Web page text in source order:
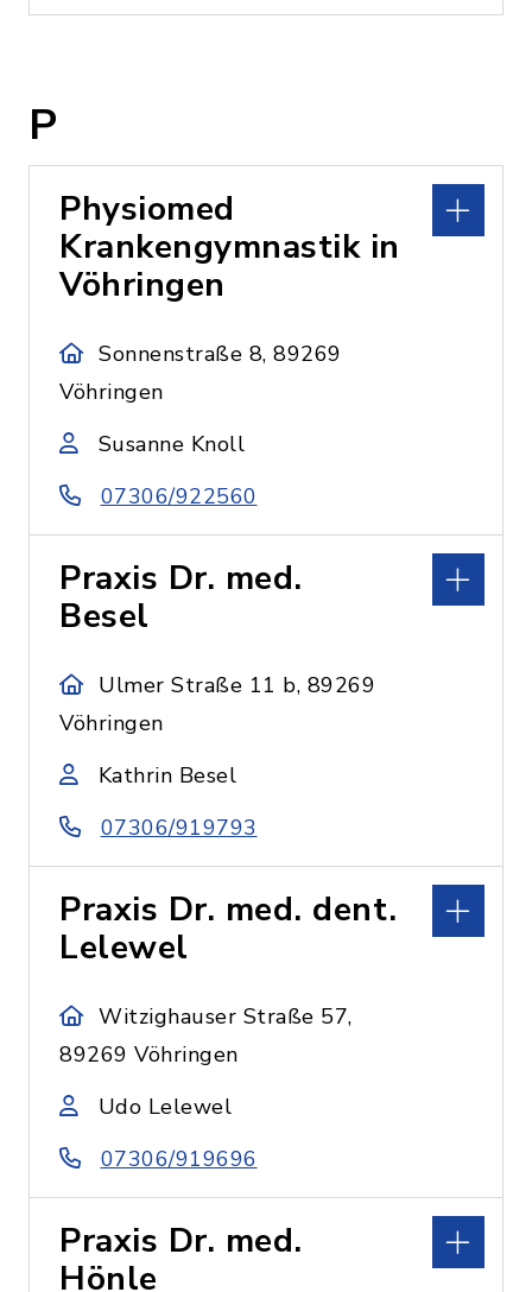
P
Physiomed
Krankengymnastik in
Vöhringen
Sonnenstraße 8, 89269
Vöhringen
Susanne Knoll
07306/922560
Praxis Dr. med.
Besel
Ulmer Straße 11 b, 89269
Vöhringen
Kathrin Besel
07306/919793
Praxis Dr. med. dent.
Lelewel
Witzighauser Straße 57,
89269 Vöhringen
Udo Lelewel
07306/919696
Praxis Dr. med.
Hönle